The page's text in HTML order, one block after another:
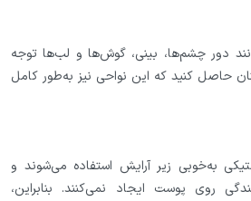
دور چشم‌ها، بینی، گوش‌ها و لب‌ها توجه
حاصل کنید که این نواحی نیز به‌طور کامل
به‌خوبی زیر آرایش استفاده می‌شوند و
روی پوست ایجاد نمی‌کنند. بنابراین،